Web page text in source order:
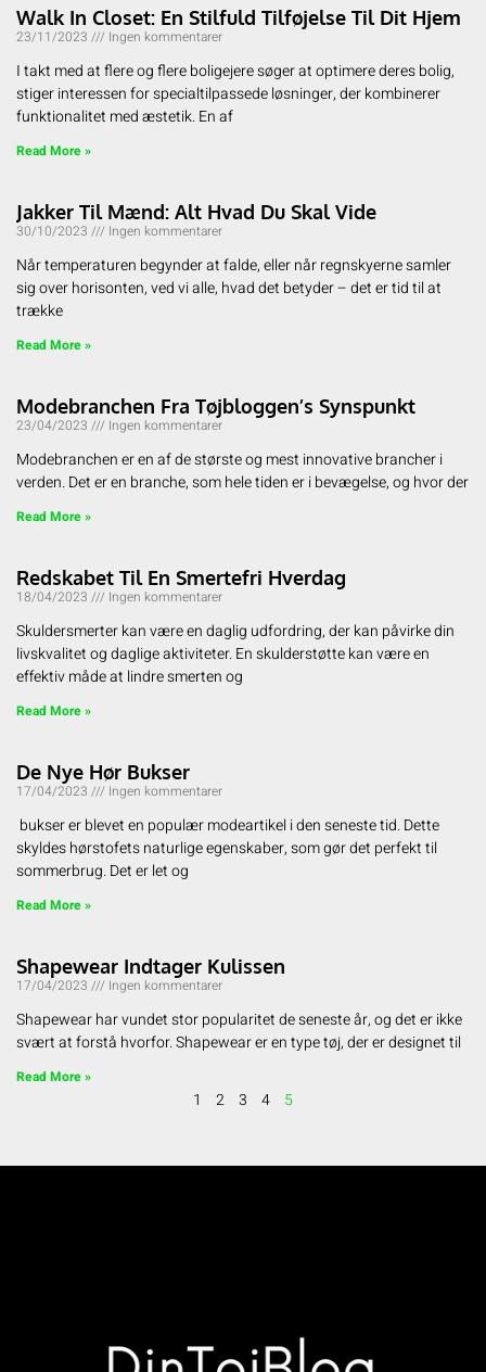
Walk In Closet: En Stilfuld Tilføjelse Til Dit Hjem
23/11/2023 Ingen kommentarer
I takt med at flere og flere boligejere søger at optimere deres bolig,
stiger interessen for specialtilpassede løsninger, der kombinerer
funktionalitet med æstetik. En af
Read More »
Jakker Til Mænd: Alt Hvad Du Skal Vide
30/10/2023 Ingen kommentarer
Når temperaturen begynder at falde, eller når regnskyerne samler
sig over horisonten, ved vi alle, hvad det betyder – det er tid til at
trække
Read More »
Modebranchen Fra Tøjbloggen’s Synspunkt
23/04/2023 Ingen kommentarer
Modebranchen er en af de største og mest innovative brancher i
verden. Det er en branche, som hele tiden er i bevægelse, og hvor der
Read More »
Redskabet Til En Smertefri Hverdag
18/04/2023 Ingen kommentarer
Skuldersmerter kan være en daglig udfordring, der kan påvirke din
livskvalitet og daglige aktiviteter. En skulderstøtte kan være en
effektiv måde at lindre smerten og
Read More »
De Nye Hør Bukser
17/04/2023 Ingen kommentarer
bukser er blevet en populær modeartikel i den seneste tid. Dette
skyldes hørstofets naturlige egenskaber, som gør det perfekt til
sommerbrug. Det er let og
Read More »
Shapewear Indtager Kulissen
17/04/2023 Ingen kommentarer
Shapewear har vundet stor popularitet de seneste år, og det er ikke
svært at forstå hvorfor. Shapewear er en type tøj, der er designet til
Read More »
1 2 3 4 5